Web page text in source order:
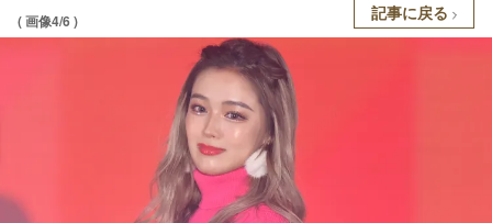
( 画像4/6 ) 記事に戻る